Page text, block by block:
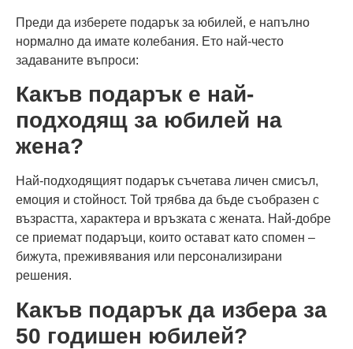
Преди да изберете подарък за юбилей, е напълно
нормално да имате колебания. Ето най-често
задаваните въпроси:
Какъв подарък е най-
подходящ за юбилей на
жена?
Най-подходящият подарък съчетава личен смисъл,
емоция и стойност. Той трябва да бъде съобразен с
възрастта, характера и връзката с жената. Най-добре
се приемат подаръци, които остават като спомен –
бижута, преживявания или персонализирани
решения.
Какъв подарък да избера за
50 годишен юбилей?